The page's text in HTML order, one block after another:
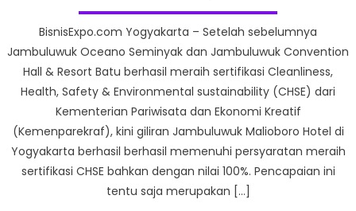
BisnisExpo.com Yogyakarta – Setelah sebelumnya
Jambuluwuk Oceano Seminyak dan Jambuluwuk Convention
Hall & Resort Batu berhasil meraih sertifikasi Cleanliness,
Health, Safety & Environmental sustainability (CHSE) dari
Kementerian Pariwisata dan Ekonomi Kreatif
(Kemenparekraf), kini giliran Jambuluwuk Malioboro Hotel di
Yogyakarta berhasil berhasil memenuhi persyaratan meraih
sertifikasi CHSE bahkan dengan nilai 100%. Pencapaian ini
tentu saja merupakan […]